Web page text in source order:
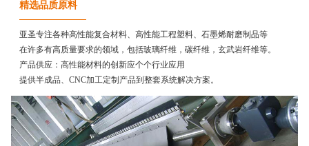
精选品质原料
亚圣专注各种高性能复合材料、高性能工程塑料、石墨烯耐磨制品等
在许多有高质量要求的领域，包括玻璃纤维，碳纤维，玄武岩纤维等。
产品供应：高性能材料的创新应个个行业应用
提供半成品、CNC加工定制产品到整套系统解决方案。